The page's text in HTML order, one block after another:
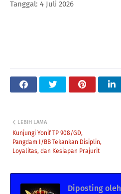
Tanggal: 4 Juli 2026
LEBIH LAMA
Kunjungi Yonif TP 908/GD,
Pangdam I/BB Tekankan Disiplin,
Loyalitas, dan Kesiapan Prajurit
Diposting oleh